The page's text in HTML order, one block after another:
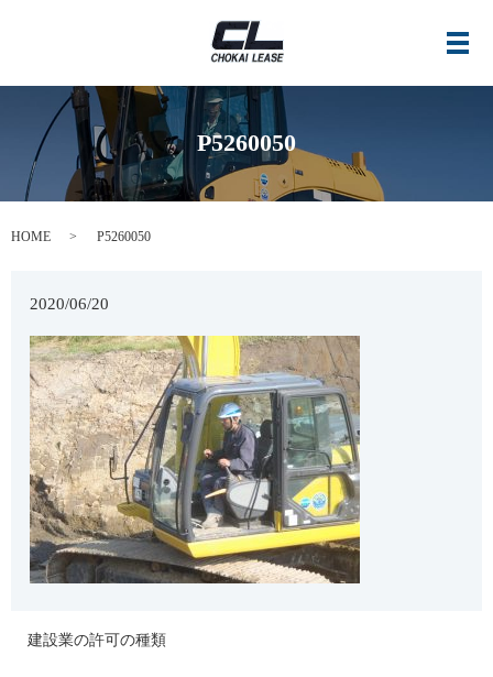
メ
P5260050
HOME P5260050
2020/06/20
建設業の許可の種類